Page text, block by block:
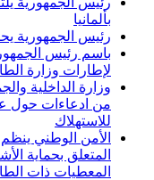
بألمانيا
رئيس الجمهورية
باسم رئيس
لإطارات وزارة
وزارة الداخلية
من ادعاءات حول
للاستهلاك
الأمن الوطني
المتعلق بحماية
المعطيات ذات